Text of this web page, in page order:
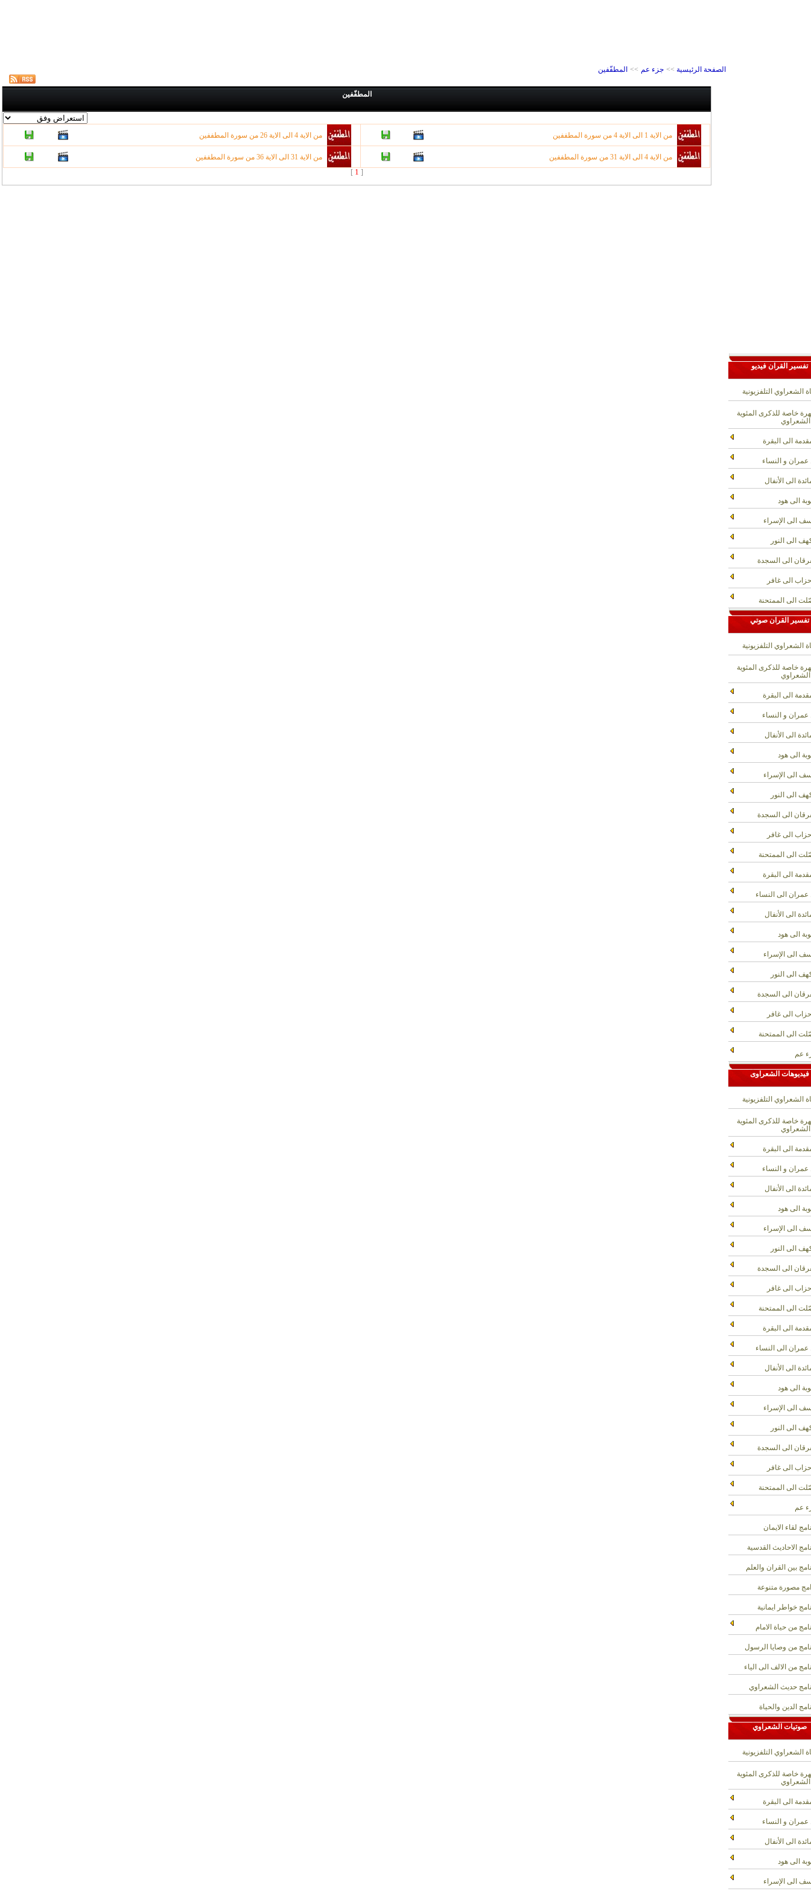
الصفحة الرئيسية >> جزء عم >> المطفّفين
المطفّفين
من الاية 1 الى الاية 4 من سورة المطففين من الاية 4 الى الاية 26 من سورة المطففين
من الاية 4 الى الاية 31 من سورة المطففين
من الاية 31 الى الاية 36 من سورة المطففين
[
]
تفسير القران فيديو
الشعراوي التلفزيونية
خاصة للذكرى المئوية
الى البقرة
و النساء
الى الأنفال
الى هود
الى الإسراء
الى النور
الى السجدة
الى غافر
الى الممتحنة
تفسير القران صوتي
الشعراوي التلفزيونية
خاصة للذكرى المئوية
الى البقرة
و النساء
الى الأنفال
الى هود
الى الإسراء
الى النور
الى السجدة
الى غافر
الى الممتحنة
الى البقرة
الى النساء
الى الأنفال
الى هود
الى الإسراء
الى النور
الى السجدة
الى غافر
الى الممتحنة
عم
فيديوهات الشعراوى
الشعراوي التلفزيونية
خاصة للذكرى المئوية
الى البقرة
و النساء
الى الأنفال
الى هود
الى الإسراء
الى النور
الى السجدة
الى غافر
الى الممتحنة
الى البقرة
الى النساء
الى الأنفال
الى هود
الى الإسراء
الى النور
الى السجدة
الى غافر
الى الممتحنة
عم
لقاء الايمان
الاحاديث القدسية
بين القران والعلم
مصورة متنوعة
خواطر ايمانية
من حياة الامام
من وصايا الرسول
من الالف الى الياء
حديث الشعراوي
الدين والحياة
صوتيات الشعراوي
الشعراوي التلفزيونية
خاصة للذكرى المئوية
الى البقرة
و النساء
الى الأنفال
الى هود
الى الإسراء